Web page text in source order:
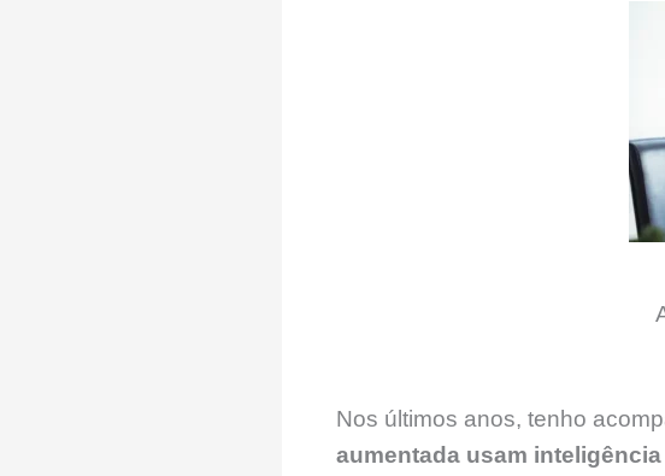
Nos últimos anos, tenho
aumentada usam